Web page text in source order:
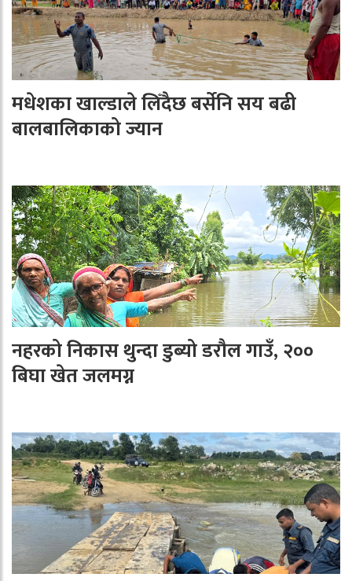
मधेशका खाल्डाले लिँदैछ बर्सेनि सय बढी
बालबालिकाको ज्यान
नहरको निकास थुन्दा डुब्यो डरौल गाउँ, २००
बिघा खेत जलमग्न